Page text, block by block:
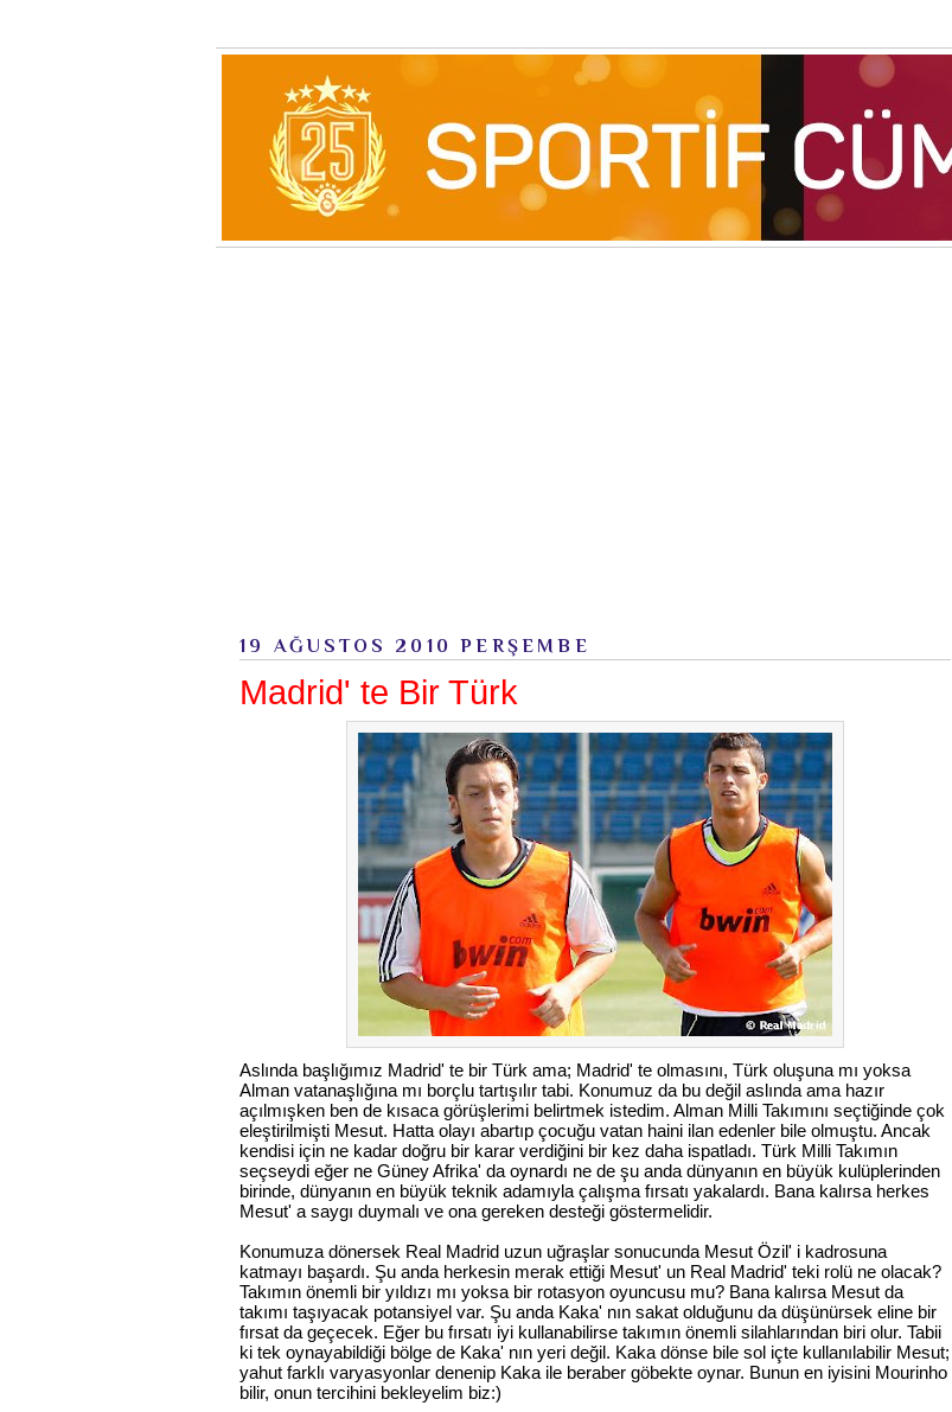
19 AĞUSTOS 2010 PERŞEMBE
Madrid' te Bir Türk
Aslında başlığımız Madrid' te bir Türk ama; Madrid' te olmasını, Türk oluşuna mı yoksa
Alman vatanaşlığına mı borçlu tartışılır tabi. Konumuz da bu değil aslında ama hazır
açılmışken ben de kısaca görüşlerimi belirtmek istedim. Alman Milli Takımını seçtiğinde çok
eleştirilmişti Mesut. Hatta olayı abartıp çocuğu vatan haini ilan edenler bile olmuştu. Ancak
kendisi için ne kadar doğru bir karar verdiğini bir kez daha ispatladı. Türk Milli Takımın
seçseydi eğer ne Güney Afrika' da oynardı ne de şu anda dünyanın en büyük kulüplerinden
birinde, dünyanın en büyük teknik adamıyla çalışma fırsatı yakalardı. Bana kalırsa herkes
Mesut' a saygı duymalı ve ona gereken desteği göstermelidir.
Konumuza dönersek Real Madrid uzun uğraşlar sonucunda Mesut Özil' i kadrosuna
katmayı başardı. Şu anda herkesin merak ettiği Mesut' un Real Madrid' teki rolü ne olacak?
Takımın önemli bir yıldızı mı yoksa bir rotasyon oyuncusu mu? Bana kalırsa Mesut da
takımı taşıyacak potansiyel var. Şu anda Kaka' nın sakat olduğunu da düşünürsek eline bir
fırsat da geçecek. Eğer bu fırsatı iyi kullanabilirse takımın önemli silahlarından biri olur. Tabii
ki tek oynayabildiği bölge de Kaka' nın yeri değil. Kaka dönse bile sol içte kullanılabilir Mesut;
yahut farklı varyasyonlar denenip Kaka ile beraber göbekte oynar. Bunun en iyisini Mourinho
bilir, onun tercihini bekleyelim biz:)